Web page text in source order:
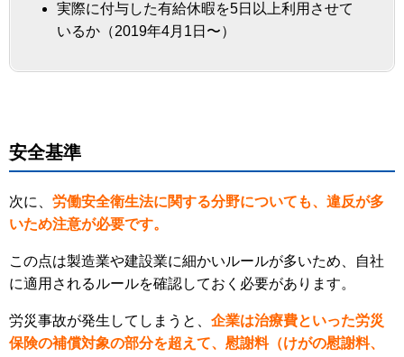
実際に付与した有給休暇を5日以上利用させて
いるか（2019年4月1日〜）
安全基準
次に、 労働安全衛生法に関する分野についても、違反が多
いため注意が必要です。
この点は製造業や建設業に細かいルールが多いため、自社
に適用されるルールを確認しておく必要があります。
労災事故が発生してしまうと、 企業は治療費といった労災
保険の補償対象の部分を超えて、慰謝料（けがの慰謝料、